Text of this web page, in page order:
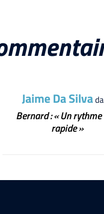
Jaime Da Silva
Bernard : « Un
rapide »